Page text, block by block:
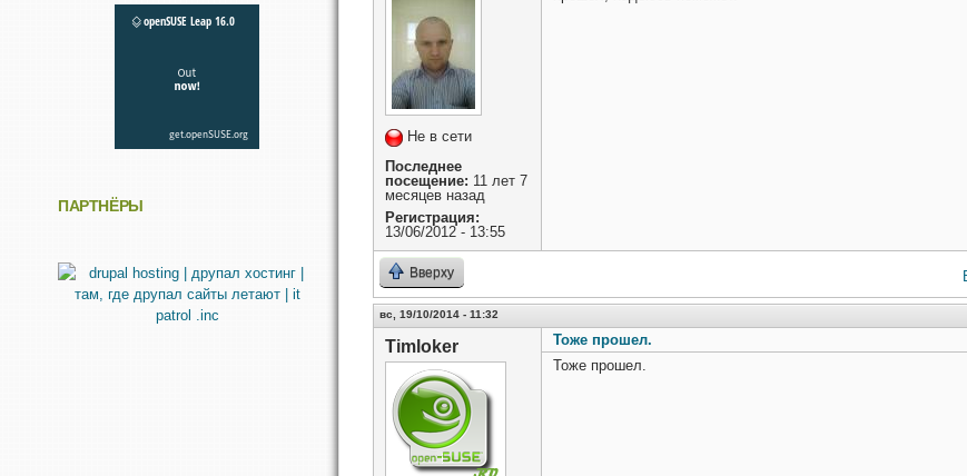
Не в сети
Последнее
посещение: 11 лет 7
месяцев назад
Регистрация:
13/06/2012 - 13:55
Вверху
вс, 19/10/2014 - 11:32
Timloker
Тоже прошел.
Тоже прошел.
ПАРТНЁРЫ